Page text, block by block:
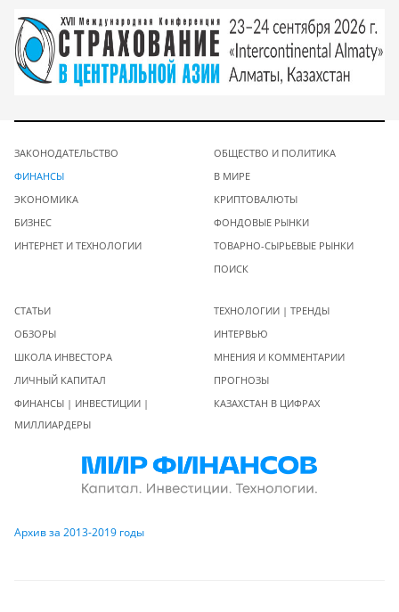
ЗАКОНОДАТЕЛЬСТВО
ФИНАНСЫ
ЭКОНОМИКА
БИЗНЕС
ИНТЕРНЕТ И ТЕХНОЛОГИИ
ОБЩЕСТВО И ПОЛИТИКА
В МИРЕ
КРИПТОВАЛЮТЫ
ФОНДОВЫЕ РЫНКИ
ТОВАРНО-СЫРЬЕВЫЕ РЫНКИ
ПОИСК
СТАТЬИ
ОБЗОРЫ
ШКОЛА ИНВЕСТОРА
ЛИЧНЫЙ КАПИТАЛ
ФИНАНСЫ | ИНВЕСТИЦИИ |
МИЛЛИАРДЕРЫ
ТЕХНОЛОГИИ | ТРЕНДЫ
ИНТЕРВЬЮ
МНЕНИЯ И КОММЕНТАРИИ
ПРОГНОЗЫ
КАЗАХСТАН В ЦИФРАХ
Архив за 2013-2019 годы